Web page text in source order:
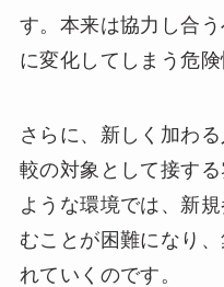
す。本来は協力し合
に変化してしまう危険
さらに、新しく加わ
較の対象として接す
ような環境では、新
むことが困難になり
れていくのです。